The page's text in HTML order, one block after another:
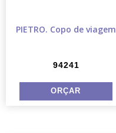
PIETRO. Copo de viagem
94241